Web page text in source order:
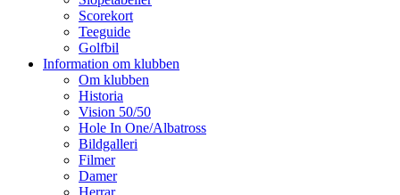
Scorekort
Teeguide
Golfbil
Information om klubben
Om klubben
Historia
Vision 50/50
Hole In One/Albatross
Bildgalleri
Filmer
Damer